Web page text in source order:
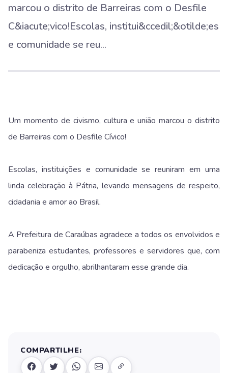
marcou o distrito de Barreiras com o Desfile
C&iacute;vico!Escolas, institui&ccedil;&otilde;es
e comunidade se reu...
Um momento de civismo, cultura e união marcou o distrito
de Barreiras com o Desfile Cívico!
Escolas, instituições e comunidade se reuniram em uma
linda celebração à Pátria, levando mensagens de respeito,
cidadania e amor ao Brasil.
A Prefeitura de Caraúbas agradece a todos os envolvidos e
parabeniza estudantes, professores e servidores que, com
dedicação e orgulho, abrilhantaram esse grande dia.
COMPARTILHE: